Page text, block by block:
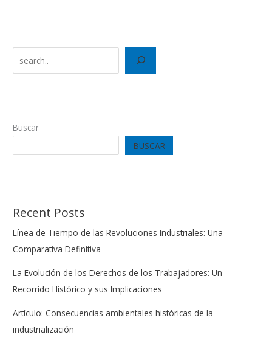
Buscar
BUSCAR
Recent Posts
Línea de Tiempo de las Revoluciones Industriales: Una
Comparativa Definitiva
La Evolución de los Derechos de los Trabajadores: Un
Recorrido Histórico y sus Implicaciones
Artículo: Consecuencias ambientales históricas de la
industrialización